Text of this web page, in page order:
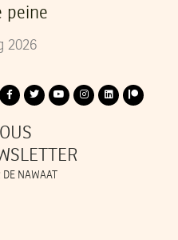
peine
2026
NAWAAT